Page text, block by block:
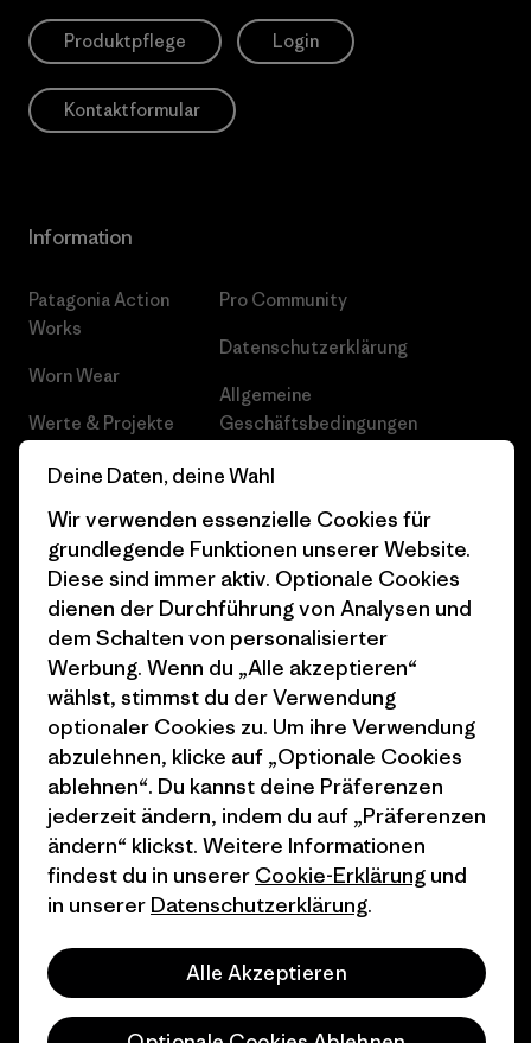
Produktpflege Login
Kontaktformular
Information
Patagonia Action
Works
Worn Wear
Werte & Projekte
Progress Report
Business Unusual
Klimaziele
1% For The Planet
Wie wir finanzieren
Geschenkgutscheine
Stores in deiner Nähe
Pro Community
Datenschutzerklärung
Allgemeine
Geschäftsbedingungen
Cookie Einstellungen
Karriere
Pressekontakt
Industry program
Affiliate-Programm
Patagonia Schweiz
Seitenverzeichnis
© 2026 Patagonia, Inc. All Rights Reserved.
Deine Daten, deine Wahl
Wir verwenden essenzielle Cookies für
grundlegende Funktionen unserer Website.
Diese sind immer aktiv. Optionale Cookies
dienen der Durchführung von Analysen und
dem Schalten von personalisierter
Werbung. Wenn du „Alle akzeptieren“
wählst, stimmst du der Verwendung
optionaler Cookies zu. Um ihre Verwendung
abzulehnen, klicke auf „Optionale Cookies
ablehnen“. Du kannst deine Präferenzen
jederzeit ändern, indem du auf „Präferenzen
ändern“ klickst. Weitere Informationen
findest du in unserer Cookie-Erklärung und
in unserer Datenschutzerklärung.
Alle Akzeptieren